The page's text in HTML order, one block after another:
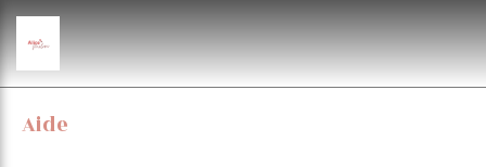
Aide